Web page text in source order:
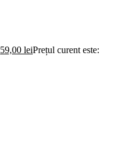
59,00 leiPrețul curent este: